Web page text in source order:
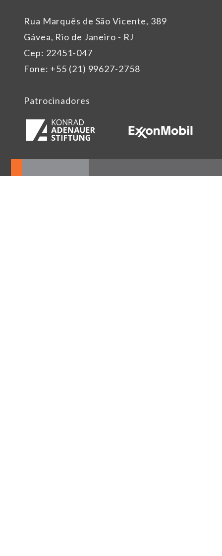
Rua Marquês de São Vicente, 389
Gávea, Rio de Janeiro - RJ
Cep: 22451-047
Fone: +55 (21) 99627-2758
Patrocinadores